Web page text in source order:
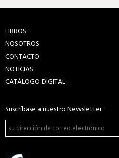
LIBROS
NOSOTROS
CONTACTO
NOTICIAS
CATÁLOGO DIGITAL
Suscríbase a nuestro Newsletter